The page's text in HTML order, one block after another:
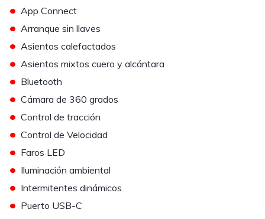
• App Connect
• Arranque sin llaves
• Asientos calefactados
• Asientos mixtos cuero y alcántara
• Bluetooth
• Cámara de 360 grados
• Control de tracción
• Control de Velocidad
• Faros LED
• Iluminación ambiental
• Intermitentes dinámicos
• Puerto USB-C